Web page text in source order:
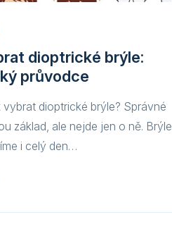
dioptrické brýle:
průvodce
vybrat dioptrické brýle? Správné
základ, ale nejde jen o ně. Brýle
i celý den…